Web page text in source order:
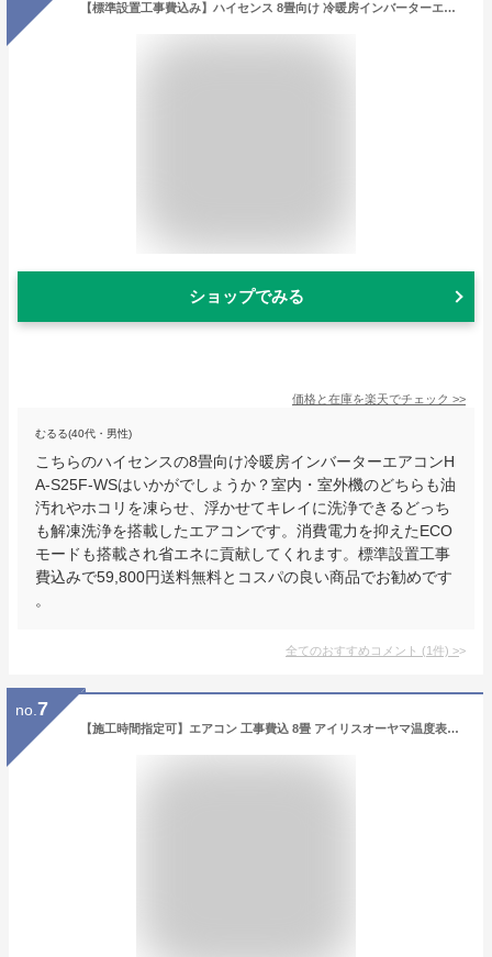
【標準設置工事費込み】ハイセンス 8畳向け 冷暖房インバーターエアコン Sシリーズ ホワイト HA-S25F-WS [HAS25FWS]【RNH】【FEBP】
ショップでみる
価格と在庫を楽天でチェック >>
むるる(40代・男性)
こちらのハイセンスの8畳向け冷暖房インバーターエアコンH
A-S25F-WSはいかがでしょうか？室内・室外機のどちらも油
汚れやホコリを凍らせ、浮かせてキレイに洗浄できるどっち
も解凍洗浄を搭載したエアコンです。消費電力を抑えたECO
モードも搭載され省エネに貢献してくれます。標準設置工事
費込みで59,800円送料無料とコスパの良い商品でお勧めです
。
全てのおすすめコメント (1件) >
no. 7
【施工時間指定可】エアコン 工事費込 8畳 アイリスオーヤマ温度表示 左右自動ルーバー搭載 主に8畳用 クーラー 静音 冷暖房エアコン 2.5kw 冷房 暖房 除湿 ドライ 送風 衣類乾燥 静音 スタンダード タイマー付 新品 IHF-2506G 【工事込】 【NX】